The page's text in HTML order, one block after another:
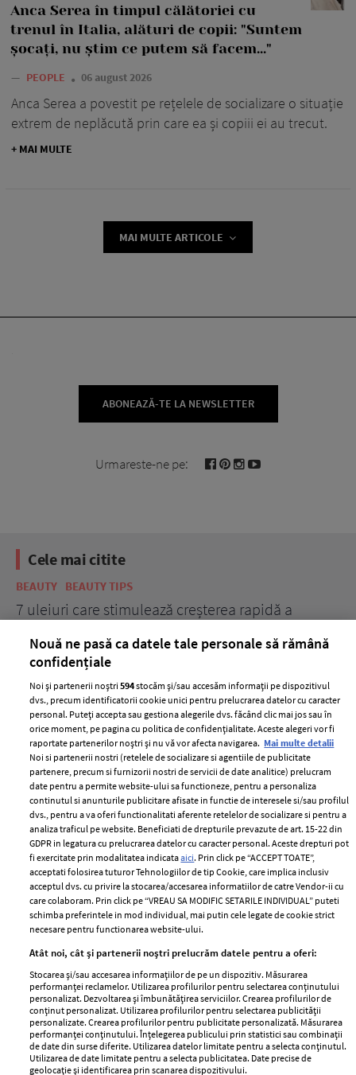
Anca Serea în timpul călătoriei cu
trenul în Italia, alături de copii: "Suntem
șocați, nu știm ce putem să facem..."
— PEOPLE 06 august 2026
Anca Serea a povestit pe rețelele de socializare o situație
extrem de neplăcută prin care ea și copiii ei au trecut.
+ MAI MULTE
MAI MULTE ARTICOLE
ABONEAZĂ-TE LA NEWSLETTER
Urmareste-ne pe:
Cele mai citite
BEAUTY BEAUTY TIPS
7 uleiuri care stimulează creșterea rapidă a
ELLE Style Awards
2024
Despre ELLE
Romania
Contact
Abonamente
Termeni si conditii
Politica de
confidențialitate
Politica de cookies
Publicitate
GSP
Unica
Baby
Retete
femei
Viva
Avantaje
Retete practice
Nouă ne pasă ca datele tale personale să rămână
confidențiale
Noi și partenerii noștri594stocăm și/sau accesăm informații pe dispozitivul
dvs., precum identificatorii cookie unici pentru prelucrarea datelor cu caracter
personal. Puteți accepta sau gestiona alegerile dvs. făcând clic mai jos sau în
orice moment, pe pagina cu politica de confidențialitate. Aceste alegeri vor fi
raportate partenerilor noștri și nu vă vor afecta navigarea. Mai multe detalii
Noi si partenerii nostri (retelele de socializare si agentiile de publicitate
partenere, precum si furnizorii nostri de servicii de date analitice) prelucram
date pentru a permite website-ului sa functioneze, pentru a personaliza
continutul si anunturile publicitare afisate in functie de interesele si/sau profilul
dvs., pentru a va oferi functionalitati aferente retelelor de socializare si pentru a
analiza traficul pe website. Beneficiati de drepturile prevazute de art. 15-22 din
GDPR in legatura cu prelucrarea datelor cu caracter personal. Aceste drepturi pot
fi exercitate prin modalitatea indicataaici. Prin click pe “ACCEPT TOATE”,
acceptati folosirea tuturor Tehnologiilor de tip Cookie, care implica inclusiv
acceptul dvs. cu privire la stocarea/accesarea informatiilor de catre Vendor-ii cu
care colaboram. Prin click pe “VREAU SA MODIFIC SETARILE INDIVIDUAL” puteti
schimba preferintele in mod individual, mai putin cele legate de cookie strict
necesare pentru functionarea website-ului.
Atât noi, cât și partenerii noștri prelucrăm datele pentru a oferi:
Stocarea și/sau accesarea informațiilor de pe un dispozitiv. Măsurarea
performanței reclamelor. Utilizarea profilurilor pentru selectarea conținutului
personalizat. Dezvoltarea și îmbunătățirea serviciilor. Crearea profilurilor de
conținut personalizat. Utilizarea profilurilor pentru selectarea publicității
personalizate. Crearea profilurilor pentru publicitate personalizată. Măsurarea
performanței conținutului. Înțelegerea publicului prin statistici sau combinații
de date din surse diferite. Utilizarea datelor limitate pentru a selecta conținutul.
Utilizarea de date limitate pentru a selecta publicitatea. Date precise de
geolocație și identificarea prin scanarea dispozitivului.